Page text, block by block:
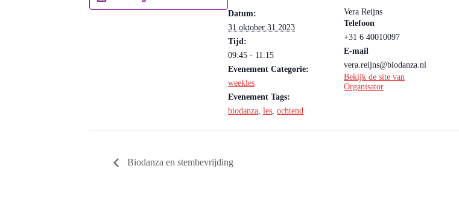
Datum:
31 oktober 31 2023
Tijd:
09:45 - 11:15
Evenement Categorie:
weekles
Evenement Tags:
biodanza les ochtend
Vera Reijns
Telefoon
+31 6 40010097
E-mail
vera.reijns@biodanza.nl
Bekijk de site van
Organisator
Biodanza en stembevrijding